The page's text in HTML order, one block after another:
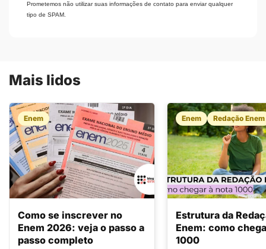
Prometemos não utilizar suas informações de contato para enviar qualquer
tipo de SPAM.
Mais lidos
Enem
Como se inscrever no
Enem 2026: veja o passo a
passo completo
Enem Redação Enem
Estrutura da
Enem: como
1000